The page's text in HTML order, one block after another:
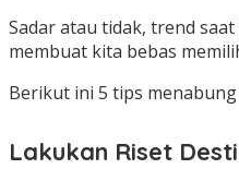
Sadar atau tidak, trend
membuat kita bebas
Berikut ini 5 tips
Lakukan Riset